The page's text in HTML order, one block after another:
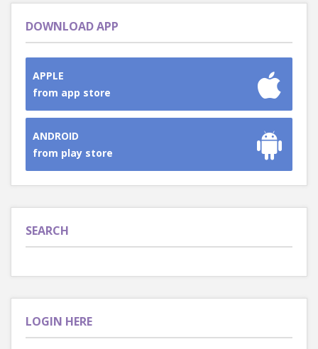
DOWNLOAD APP
APPLE
from app store
ANDROID
from play store
SEARCH
LOGIN HERE